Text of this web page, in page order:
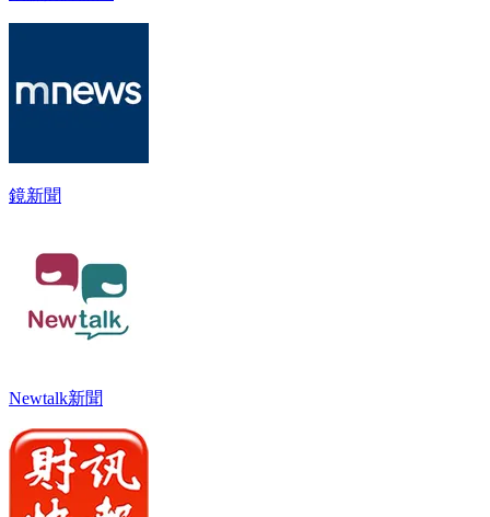
鏡新聞
Newtalk新聞